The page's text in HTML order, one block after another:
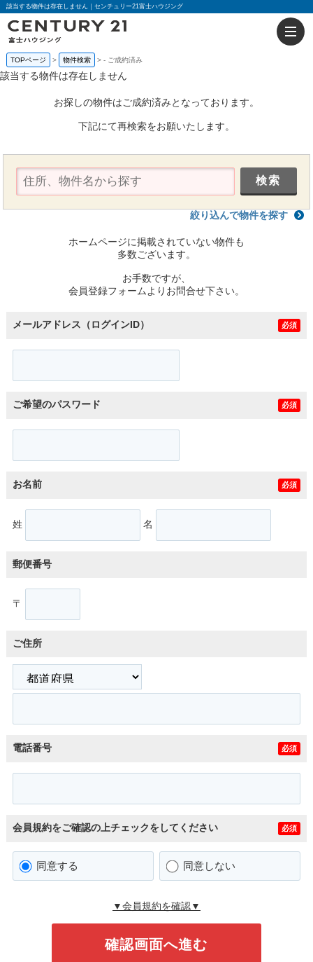
該当する物件は存在しません｜センチュリー21富士ハウジング
TOPページ 物件検索 - ご成約済み
該当する物件は存在しません
お探しの物件はご成約済みとなっております。
下記にて再検索をお願いたします。
絞り込んで物件を探す
ホームページに掲載されていない物件も
多数ございます。
お手数ですが、
会員登録フォームよりお問合せ下さい。
メールアドレス（ログインID） 必須
ご希望のパスワード 必須
お名前 必須
姓 名
郵便番号
〒
ご住所
電話番号 必須
会員規約をご確認の上チェックをしてください 必須
同意する 同意しない
▼会員規約を確認▼